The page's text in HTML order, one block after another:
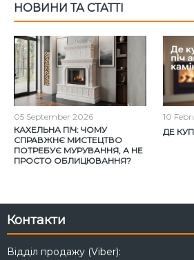
НОВИНИ ТА СТАТТІ
05 September 2026
КАХЕЛЬНА ПІЧ: ЧОМУ
СПРАВЖНЄ МИСТЕЦТВО
ПОТРЕБУЄ МУРУВАННЯ, А НЕ
ПРОСТО ОБЛИЦЮВАННЯ?
10
ДЕ
Контакти
Відділ продажу (Viber):